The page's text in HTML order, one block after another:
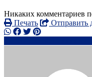
Никаких комментариев
Печать
Отправить